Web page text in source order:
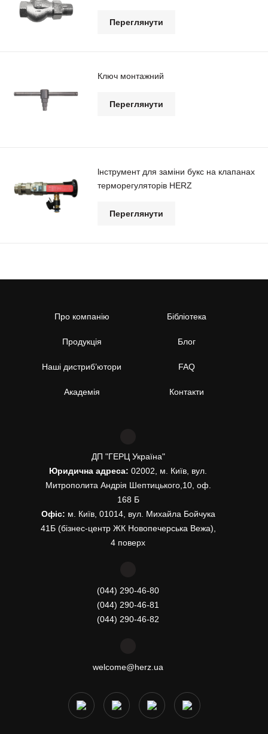
Переглянути
Ключ монтажний
Переглянути
lнструмент для заміни букс на клапанах
терморегуляторів HERZ
Переглянути
Про компанію
Продукція
Наші дистриб’ютори
Академія
Бібліотека
Блог
FAQ
Контакти
ДП "ГЕРЦ Україна"
Юридична адреса: 02002, м. Київ, вул.
Митрополита Андрія Шептицького,10, оф.
168 Б
Офіс: м. Київ, 01014, вул. Михайла Бойчука
41Б (бізнес-центр ЖК Новопечерська Вежа),
4 поверх
(044) 290-46-80
(044) 290-46-81
(044) 290-46-82
welcome@herz.ua